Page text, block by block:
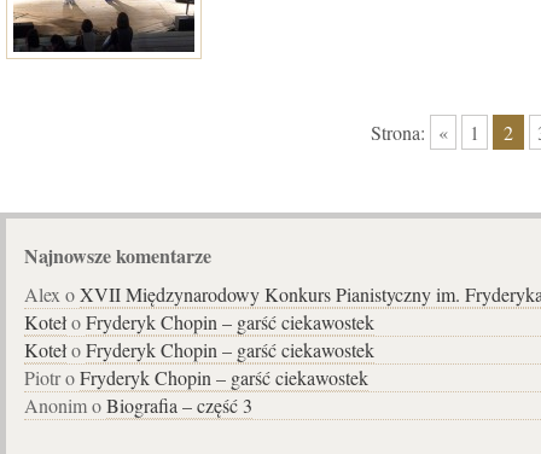
Strona: « 1 2
Najnowsze komentarze
Alex oXVII Międzynarodowy Konkurs Pianistyczny im.
KotełoFryderyk Chopin – garść ciekawostek
KotełoFryderyk Chopin – garść ciekawostek
Piotr oFryderyk Chopin – garść ciekawostek
Anonim oBiografia – część 3